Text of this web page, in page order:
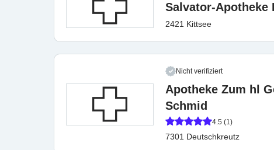
Salvator-Apotheke
2421 Kittsee
Nicht verifiziert
Apotheke Zum hl
Schmid
4.5 (1)
7301 Deutschkreutz